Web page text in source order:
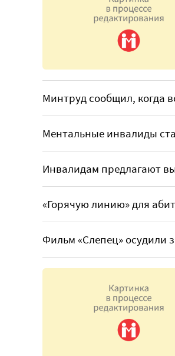
Минтруд сообщил, когда
Ментальные инвалиды
Инвалидам предлагают
«Горячую линию» для
Фильм «Слепец» осудили